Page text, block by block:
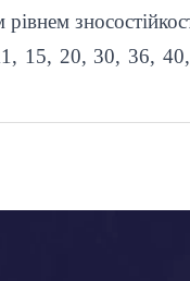
15, 20, 30, 36,